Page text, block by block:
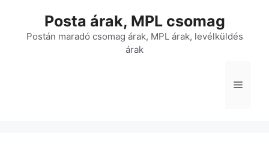
tartalomba
Posta árak, MPL csomag
Postán maradó csomag árak, MPL árak, levélküldés
árak
Menü